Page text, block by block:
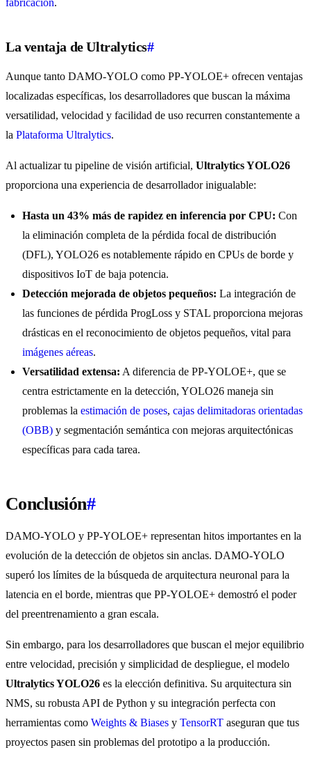
fabricación.
La ventaja de Ultralytics#
Aunque tanto DAMO-YOLO como PP-YOLOE+ ofrecen ventajas
localizadas específicas, los desarrolladores que buscan la máxima
versatilidad, velocidad y facilidad de uso recurren constantemente a
la Plataforma Ultralytics.
Al actualizar tu pipeline de visión artificial, Ultralytics YOLO26
proporciona una experiencia de desarrollador inigualable:
Hasta un 43% más de rapidez en inferencia por CPU: Con
la eliminación completa de la pérdida focal de distribución
(DFL), YOLO26 es notablemente rápido en CPUs de borde y
dispositivos IoT de baja potencia.
Detección mejorada de objetos pequeños: La integración de
las funciones de pérdida ProgLoss y STAL proporciona mejoras
drásticas en el reconocimiento de objetos pequeños, vital para
imágenes aéreas.
Versatilidad extensa: A diferencia de PP-YOLOE+, que se
centra estrictamente en la detección, YOLO26 maneja sin
problemas la estimación de poses, cajas delimitadoras orientadas
(OBB) y segmentación semántica con mejoras arquitectónicas
específicas para cada tarea.
Conclusión#
DAMO-YOLO y PP-YOLOE+ representan hitos importantes en la
evolución de la detección de objetos sin anclas. DAMO-YOLO
superó los límites de la búsqueda de arquitectura neuronal para la
latencia en el borde, mientras que PP-YOLOE+ demostró el poder
del preentrenamiento a gran escala.
Sin embargo, para los desarrolladores que buscan el mejor equilibrio
entre velocidad, precisión y simplicidad de despliegue, el modelo
Ultralytics YOLO26 es la elección definitiva. Su arquitectura sin
NMS, su robusta API de Python y su integración perfecta con
herramientas como Weights & Biases y TensorRT aseguran que tus
proyectos pasen sin problemas del prototipo a la producción.